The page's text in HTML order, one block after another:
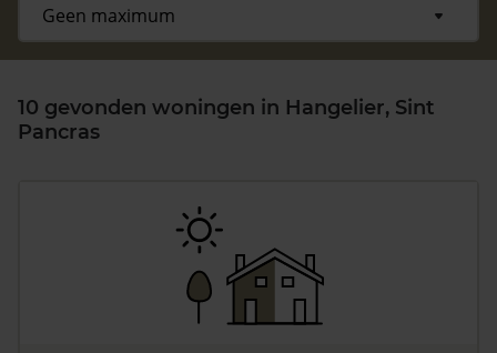
Vragen? Neem contact met ons op
088 220 4200
10 gevonden woningen in Hangelier, Sint
Pancras